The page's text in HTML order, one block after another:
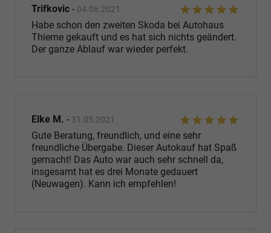
Trifkovic - 04.06.2021
Habe schon den zweiten Skoda bei Autohaus
Thieme gekauft und es hat sich nichts geändert.
Der ganze Ablauf war wieder perfekt.
Elke M. - 31.05.2021
Gute Beratung, freundlich, und eine sehr
freundliche Übergabe. Dieser Autokauf hat Spaß
gemacht! Das Auto war auch sehr schnell da,
insgesamt hat es drei Monate gedauert
(Neuwagen). Kann ich empfehlen!